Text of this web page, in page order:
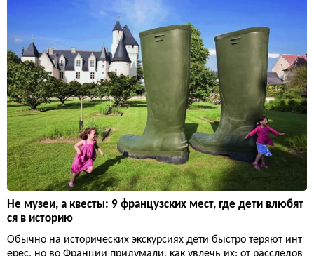
Не музеи, а квесты: 9 французских мест, где дети влюбят
ся в историю
Обычно на исторических экскурсиях дети быстро теряют инт
ерес, но во Франции придумали, как увлечь их: от расследов